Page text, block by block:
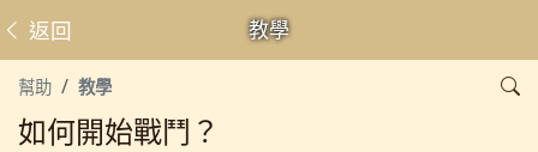
教學
返回
幫助 教學
如何開始戰鬥？